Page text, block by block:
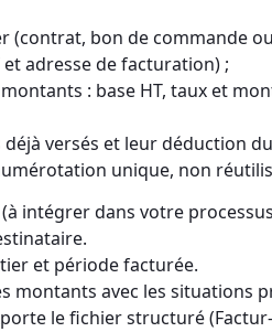
(contrat, bon de commande
et adresse de facturation) ;
: base HT, taux et
versés et leur déduction
unique, non
intégrer dans votre
et période facturée.
montants avec les situations
le fichier structuré